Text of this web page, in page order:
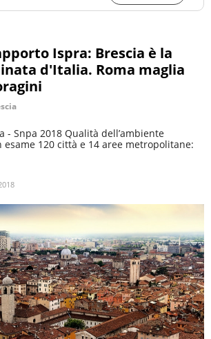
Ispra: Brescia è la
d'Italia. Roma maglia
- Snpa 2018 Qualità dell’ambiente
esame 120 città e 14 aree metropolitane: